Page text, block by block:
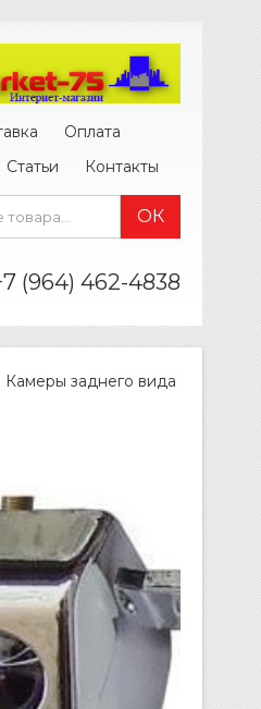
Оплата
Статьи Контакты
(964) 462-4838
Камеры заднего вида